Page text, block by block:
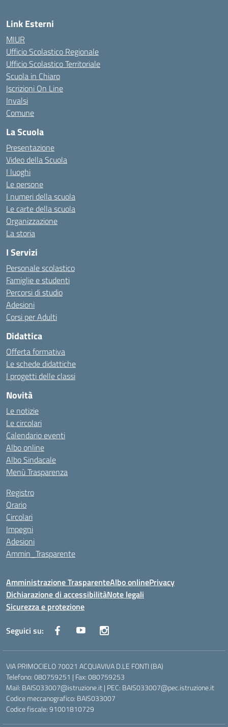
Link Esterni
MIUR
Ufficio Scolastico Regionale
Ufficio Scolastico Territoriale
Scuola in Chiaro
Iscrizioni On Line
Invalsi
Comune
La Scuola
Presentazione
Video della Scuola
I luoghi
Le persone
I numeri della scuola
Le carte della scuola
Organizzazione
La storia
I Servizi
Personale scolastico
Famiglie e studenti
Percorsi di studio
Adesioni
Corsi per Adulti
Didattica
Offerta formativa
Le schede didattiche
I progetti delle classi
Novità
Le notizie
Le circolari
Calendario eventi
Albo online
Albo Sindacale
Menù Trasparenza
Registro
Orario
Circolari
Impegni
Adesioni
Ammin_Trasparente
Amministrazione TrasparenteAlbo onlinePrivacy
Dichiarazione di accessibilitàNote legali
Sicurezza e protezione
Seguici su:
VIA PRIMOCIELO 70021 ACQUAVIVA D.LE FONTI (BA)
Telefono: 080759251 | Fax: 080759253
Mail: BAIS033007@istruzione.it | PEC: BAIS033007@pec.istruzione.it
Codice meccanografico: BAIS033007
Codice fiscale: 91001810729